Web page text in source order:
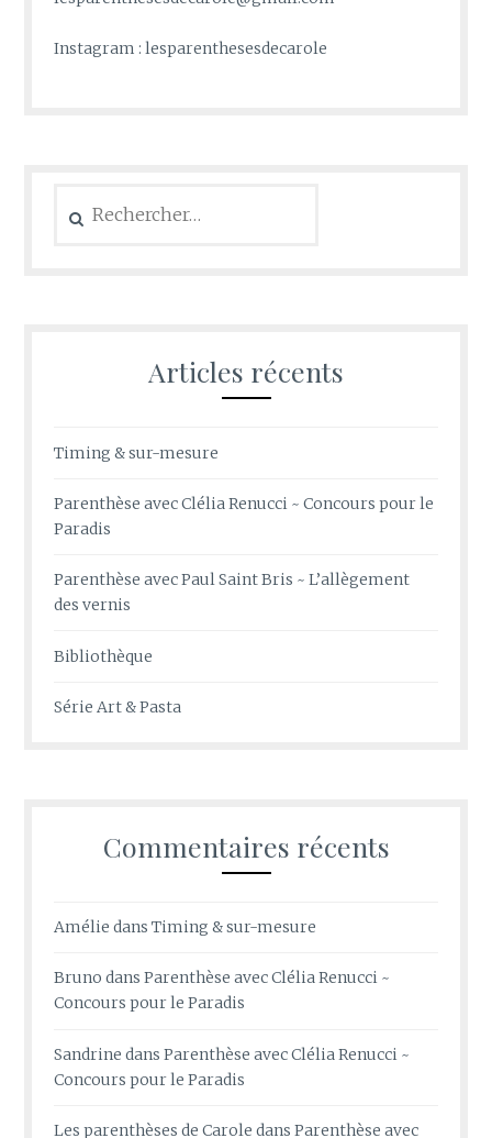
Instagram : lesparenthesesdecarole
Articles récents
Timing & sur-mesure
Parenthèse avec Clélia Renucci ~ Concours pour le
Paradis
Parenthèse avec Paul Saint Bris ~ L’allègement
des vernis
Bibliothèque
Série Art & Pasta
Commentaires récents
Amélie dansTiming & sur-mesure
Bruno dansParenthèse avec Clélia Renucci ~
Concours pour le Paradis
Sandrine dansParenthèse avec Clélia Renucci ~
Concours pour le Paradis
Les parenthèses de Carole dansParenthèse avec